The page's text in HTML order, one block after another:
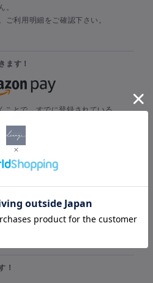
。
ご利用明細をご確認下さい。
ます！
ことで、すでに登録されている
れているお支払い情報と配送先を選
力することなくお買い物ができま
外となります。
ページ内に「加算ポイント」の表記
されません点、何卒予めご了承くだ
！